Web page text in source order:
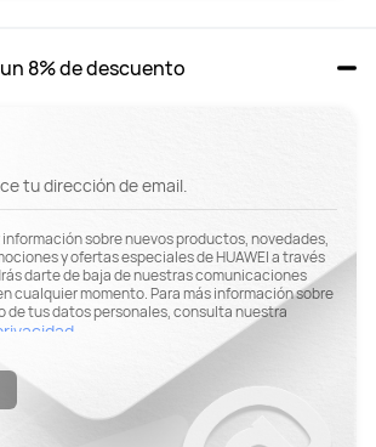
8% de descuento
tu dirección de email.
sobre nuevos productos, novedades,
y ofertas especiales de HUAWEI a través
darte de baja de nuestras comunicaciones
cualquier momento. Para más información sobre
de tus datos personales, consulta nuestra